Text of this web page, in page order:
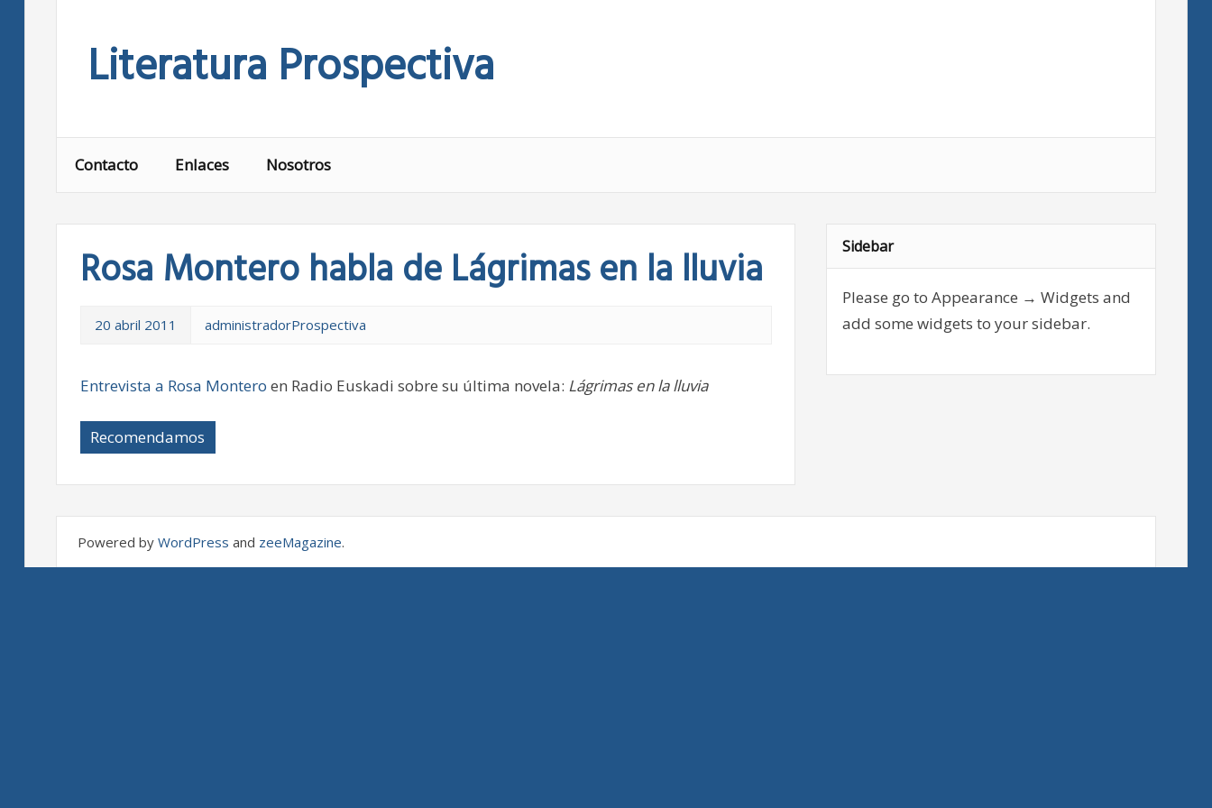
Literatura Prospectiva
Contacto Enlaces Nosotros
Rosa Montero habla de Lágrimas en la lluvia
20 abril 2011 administradorProspectiva
Entrevista a Rosa Montero en Radio Euskadi sobre su última novela: Lágrimas en la lluvia
Recomendamos
Sidebar
Please go to Appearance → Widgets and
add some widgets to your sidebar.
Powered by WordPress and zeeMagazine.